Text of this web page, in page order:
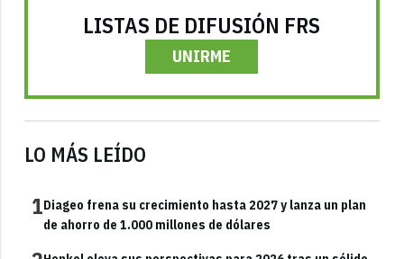
LISTAS DE DIFUSIÓN FRS
UNIRME
LO MÁS LEÍDO
1Diageo frena su crecimiento hasta 2027 y lanza un plan
de ahorro de 1.000 millones de dólares